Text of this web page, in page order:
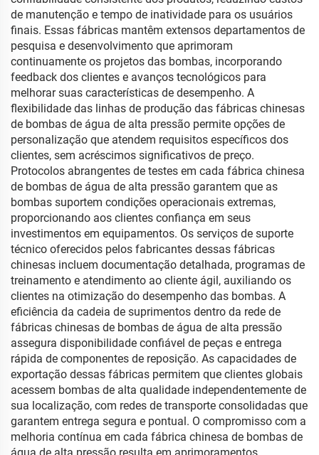
de manutenção e tempo de inatividade para os usuários
finais. Essas fábricas mantêm extensos departamentos de
pesquisa e desenvolvimento que aprimoram
continuamente os projetos das bombas, incorporando
feedback dos clientes e avanços tecnológicos para
melhorar suas características de desempenho. A
flexibilidade das linhas de produção das fábricas chinesas
de bombas de água de alta pressão permite opções de
personalização que atendem requisitos específicos dos
clientes, sem acréscimos significativos de preço.
Protocolos abrangentes de testes em cada fábrica chinesa
de bombas de água de alta pressão garantem que as
bombas suportem condições operacionais extremas,
proporcionando aos clientes confiança em seus
investimentos em equipamentos. Os serviços de suporte
técnico oferecidos pelos fabricantes dessas fábricas
chinesas incluem documentação detalhada, programas de
treinamento e atendimento ao cliente ágil, auxiliando os
clientes na otimização do desempenho das bombas. A
eficiência da cadeia de suprimentos dentro da rede de
fábricas chinesas de bombas de água de alta pressão
assegura disponibilidade confiável de peças e entrega
rápida de componentes de reposição. As capacidades de
exportação dessas fábricas permitem que clientes globais
acessem bombas de alta qualidade independentemente de
sua localização, com redes de transporte consolidadas que
garantem entrega segura e pontual. O compromisso com a
melhoria contínua em cada fábrica chinesa de bombas de